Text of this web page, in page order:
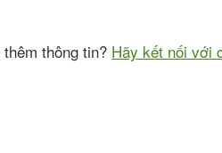
thông tin? Hãy kết nối với